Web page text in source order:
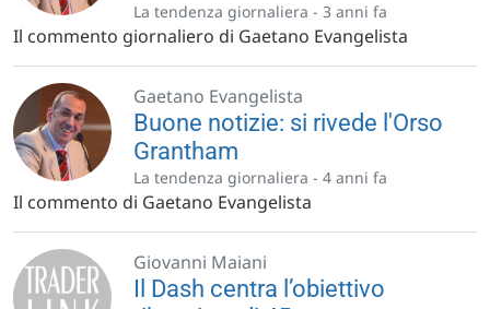
La tendenza giornaliera - 3 anni fa
Il commento giornaliero di Gaetano Evangelista
Gaetano Evangelista
Buone notizie: si rivede l'Orso
Grantham
La tendenza giornaliera - 4 anni fa
Il commento di Gaetano Evangelista
Giovanni Maiani
Il Dash centra l’obiettivo